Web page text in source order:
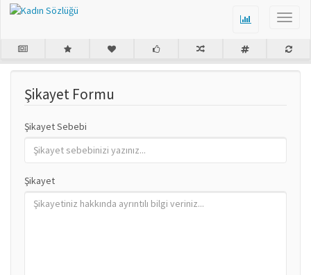
Şikayet Formu
Şikayet Sebebi
Şikayet